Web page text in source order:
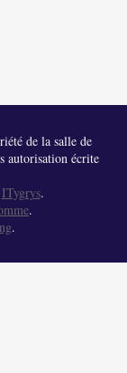
de la salle de
autorisation écrite
ITygrys.
.
.